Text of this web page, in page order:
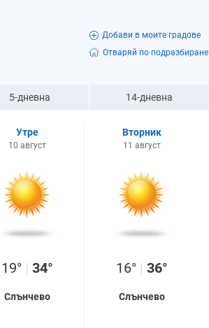
Добави в моите градове
Отваряй по подразбиране
5-дневна 14-дневна
Утре
10 август
19° | 34°
Слънчево
Вторник
11 август
16° | 36°
Слънчево